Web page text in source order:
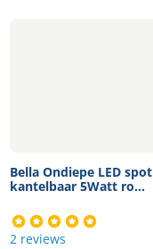
Bella Ondiepe LED spot
kantelbaar 5Watt ro...
2 reviews